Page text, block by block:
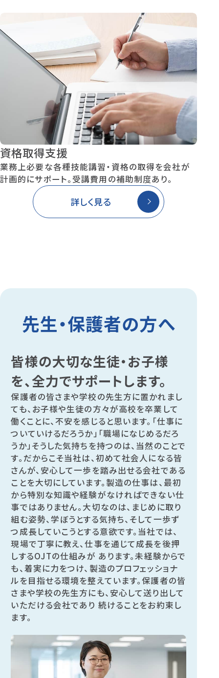
資格取得支援
業務上必要な各種技能講習・資格の取得を会社が
計画的にサポート。受講費用の補助制度あり。
詳しく見る
先生・保護者の方へ
皆様の大切な生徒・お子様
を、全力でサポートします。
保護者の皆さまや学校の先生方に置かれまし
ても、お子様や生徒の方々が高校を卒業して
働くことに、不安を感じると思います。「仕事に
ついていけるだろうか」「職場になじめるだろ
うか」そうした気持ちを持つのは、当然のことで
す。だからこそ当社は、初めて社会人になる皆
さんが、安心して一歩を踏み出せる会社である
ことを大切にしています。製造の仕事は、最初
から特別な知識や経験がなければできない仕
事ではありません。大切なのは、まじめに取り
組む姿勢、学ぼうとする気持ち、そして一歩ず
つ成長していこうとする意欲です。当社では、
現場で丁寧に教え、仕事を通じて成長を後押
しするOJTの仕組みが あります。未経験からで
も、着実に力をつけ、製造のプロフェッショナ
ルを目指せる環境を整えています。保護者の皆
さまや学校の先生方にも、安心して送り出して
いただける会社であり 続けることをお約束し
ます。